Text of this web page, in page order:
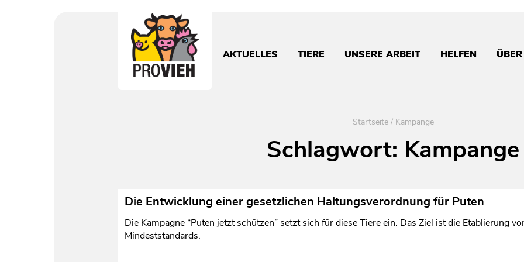
leben.AKTUELLES TIERE UNSERE ARBEIT HELFEN
Startseite/ Kampange
Schlagwort: Kampange
Die Entwicklung einer gesetzlichen Haltungsverordnung für Puten
Die Kampagne “Puten jetzt schützen” setzt sich für diese Tiere ein. Das Ziel ist die Etablierung
Mindeststandards.